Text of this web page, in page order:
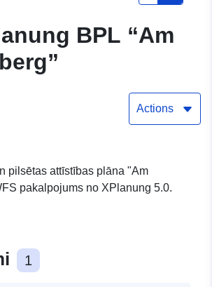
BPL “Am
Actions
pilsētas attīstības plāna "Am
pakalpojums no XPlanung 5.0.
1